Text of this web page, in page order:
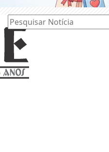
Pesquisar Notícia